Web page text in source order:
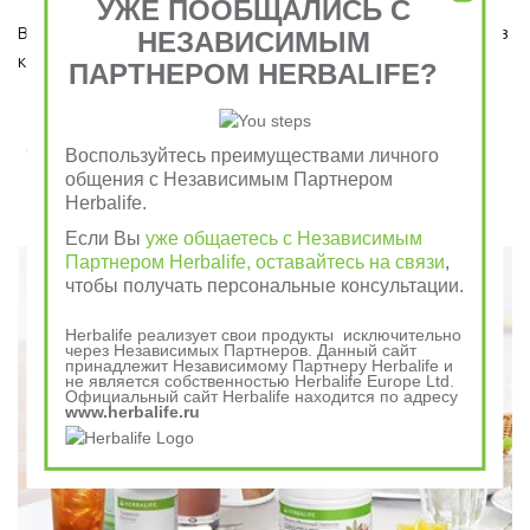
Ведь завтрак является важным приемом пищи, который ни в
коем случае пропускать нельзя!
отдай врагу
Говорили в древности
УЖЕ ПООБЩАЛИСЬ С
НЕЗАВИСИМЫМ
ПАРТНЕРОМ HERBALIFE?
Воспользуйтесь преимуществами личного
общения с Независимым Партнером
Herbalife.
Если Выуже общаетесь с Независимым
Партнером Herbalife, оставайтесь на связи,
чтобы получать персональные консультации.
Herbalife реализует свои продукты исключительно
через Независимых Партнеров. Данный сайт
принадлежит Независимому Партнеру Herbalife и
не является собственностью Herbalife Europe Ltd.
Официальный сайт Herbalife находится по адресу
www.herbalife.ru